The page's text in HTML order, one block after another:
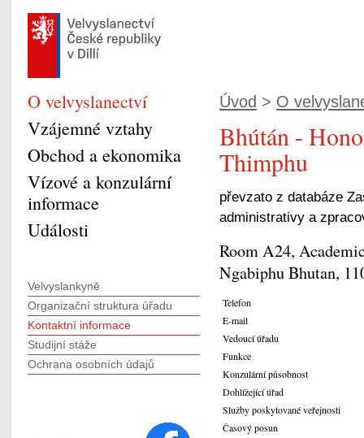
Úvod > O
Bhútán -
Thimphu
převzato z databáze
administrativy a
Room A24,
Ngabiphu Bhutan,
Telefon
E-mail
Vedoucí úřadu
Funkce
Konzulární působnost
Dohlížející úřad
Služby poskytované veřejnosti
Časový posun
O velvyslanectví
Vzájemné vztahy
Obchod a ekonomika
Vízové a konzulární
informace
Události
Velvyslankyně
Organizační struktura úřadu
Kontaktní informace
Studijní stáže
Ochrana osobních údajů